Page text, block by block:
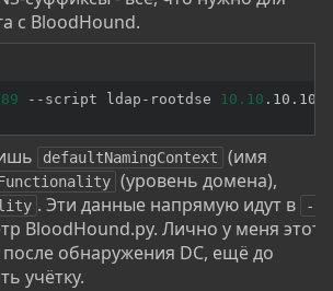
с BloodHound.
--script ldap-rootdse 10.10 .10.10
defaultNamingContext
(имя
(уровень домена),
. Эти данные напрямую идут в
-
BloodHound.py. Лично у меня этот
обнаружения DC, ещё до
учётку.